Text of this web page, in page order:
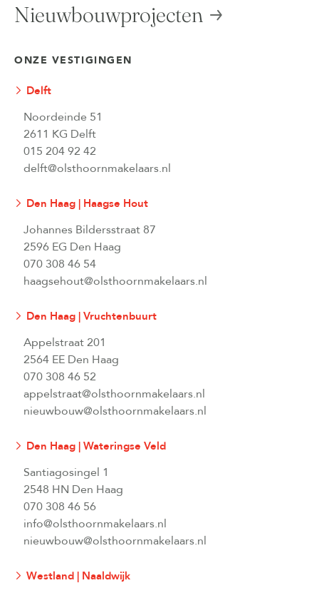
Nieuwbouwprojecten
ONZE VESTIGINGEN
Delft
Noordeinde 51
2611 KG Delft
015 204 92 42
delft@olsthoornmakelaars.nl
Den Haag | Haagse Hout
Johannes Bildersstraat 87
2596 EG Den Haag
070 308 46 54
haagsehout@olsthoornmakelaars.nl
Den Haag | Vruchtenbuurt
Appelstraat 201
2564 EE Den Haag
070 308 46 52
appelstraat@olsthoornmakelaars.nl
nieuwbouw@olsthoornmakelaars.nl
Den Haag | Wateringse Veld
Santiagosingel 1
2548 HN Den Haag
070 308 46 56
info@olsthoornmakelaars.nl
nieuwbouw@olsthoornmakelaars.nl
Westland | Naaldwijk